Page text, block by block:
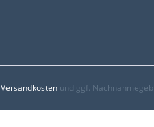
Versandkosten und ggf.